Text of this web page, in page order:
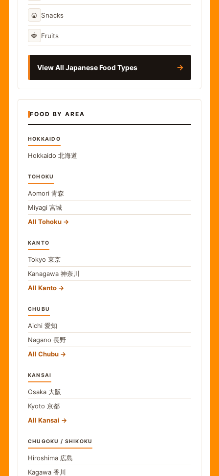
🍘 Snacks
🍓 Fruits
View All Japanese Food Types →
FOOD BY AREA
HOKKAIDO
Hokkaido 北海道
TOHOKU
Aomori 青森
Miyagi 宮城
All Tohoku
KANTO
Tokyo 東京
Kanagawa 神奈川
All Kanto
CHUBU
Aichi 愛知
Nagano 長野
All Chubu
KANSAI
Osaka 大阪
Kyoto 京都
All Kansai
CHUGOKU / SHIKOKU
Hiroshima 広島
Kagawa 香川